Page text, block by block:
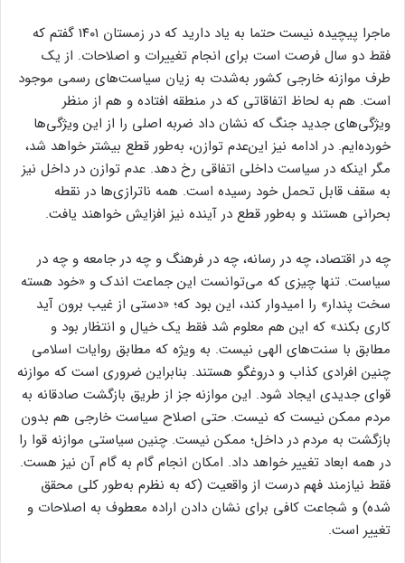
ماجرا پیچیده نیست حتما به یاد دارید که در زمستان ۱۴۰۱ گفتم که
فقط دو سال فرصت است برای انجام تغییرات و اصلاحات. از یک
طرف موازنه خارجی کشور به‌شدت به زیان سیاست‌های رسمی موجود
است. هم به لحاظ اتفاقاتی که در منطقه افتاده و هم از منظر
ویژگی‌های جدید جنگ که نشان داد ضربه اصلی را از این ویژگی‌ها
خورده‌ایم. در ادامه نیز این‌عدم توازن، به‌طور قطع بیشتر خواهد شد،
مگر اینکه در سیاست داخلی اتفاقی رخ دهد. عدم توازن در داخل نیز
به سقف قابل تحمل خود رسیده است. همه ناترازی‌ها در نقطه
بحرانی هستند و به‌طور قطع در آینده نیز افزایش خواهند یافت.
چه در اقتصاد، چه در رسانه، چه در فرهنگ و چه در جامعه و چه در
سیاست. تنها چیزی که می‌توانست این جماعت اندک و «خود هسته
سخت پندار» را امیدوار کند، این بود که؛ «دستی از غیب برون آید
کاری بکند» که این هم معلوم شد فقط یک خیال و انتظار بود و
مطابق با سنت‌های الهی نیست. به ویژه که مطابق روایات اسلامی
چنین افرادی کذاب و دروغگو هستند. بنابراین ضروری است که موازنه
قوای جدیدی ایجاد شود. این موازنه جز از طریق بازگشت صادقانه به
مردم ممکن نیست که نیست. حتی اصلاح سیاست خارجی هم بدون
بازگشت به مردم در داخل؛ ممکن نیست. چنین سیاستی موازنه قوا را
در همه ابعاد تغییر خواهد داد. امکان انجام گام به گام آن نیز هست.
فقط نیازمند فهم درست از واقعیت (که به نظرم به‌طور کلی محقق
شده) و شجاعت کافی برای نشان دادن اراده معطوف به اصلاحات و
تغییر است.